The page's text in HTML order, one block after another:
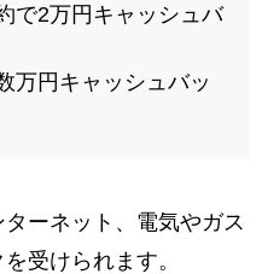
で2万円キャッシュバ
万円キャッシュバッ
ーネット、電気やガス
受けられます。